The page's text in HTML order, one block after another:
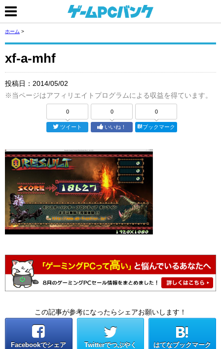
ホーム >
xf-a-mhf
投稿日： 2014/05/02
※当ページはアフィリエイトプログラムによる収益を得ています。
0
ツイート
0
いいね！
0
ブックマーク
この記事が参考になったらシェアお願いします！
Facebookでシェア Twitterでつぶやく はてなブックマーク